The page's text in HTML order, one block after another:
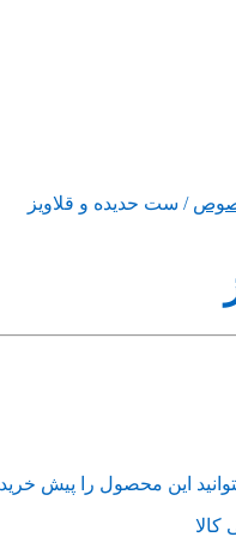
/ ست حدیده و قلاویز
این محصول را پیش خرید